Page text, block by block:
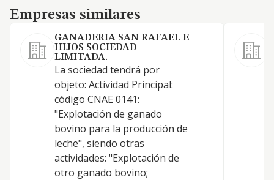
Empresas similares
Empresas similares
GANADERIA SAN RAFAEL E
HIJOS SOCIEDAD
LIMITADA.
La sociedad tendrá por
objeto: Actividad Principal:
código CNAE 0141:
"Explotación de ganado
bovino para la producción de
leche", siendo otras
actividades: "Explotación de
otro ganado bovino;